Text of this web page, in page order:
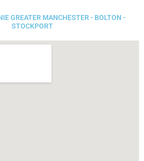
GREATER MANCHESTER - BOLTON -
STOCKPORT